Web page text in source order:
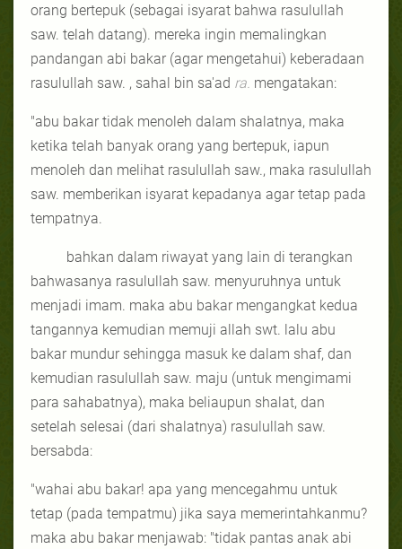
orang bertepuk (sebagai isyarat bahwa rasulullah
saw. telah datang). mereka ingin memalingkan
pandangan abi bakar (agar mengetahui) keberadaan
rasulullah saw. , sahal bin sa'ad ra. mengatakan:
"abu bakar tidak menoleh dalam shalatnya, maka
ketika telah banyak orang yang bertepuk, iapun
menoleh dan melihat rasulullah saw., maka rasulullah
saw. memberikan isyarat kepadanya agar tetap pada
tempatnya.
bahkan dalam riwayat yang lain di terangkan
bahwasanya rasulullah saw. menyuruhnya untuk
menjadi imam. maka abu bakar mengangkat kedua
tangannya kemudian memuji allah swt. lalu abu
bakar mundur sehingga masuk ke dalam shaf, dan
kemudian rasulullah saw. maju (untuk mengimami
para sahabatnya), maka beliaupun shalat, dan
setelah selesai (dari shalatnya) rasulullah saw.
bersabda:
"wahai abu bakar! apa yang mencegahmu untuk
tetap (pada tempatmu) jika saya memerintahkanmu?
maka abu bakar menjawab: "tidak pantas anak abi